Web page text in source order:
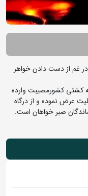
غم از دست دادن خواهر
کشتی کشورمصیبت وارده
عرض نموده و از درگاه
صبر خواهان است.